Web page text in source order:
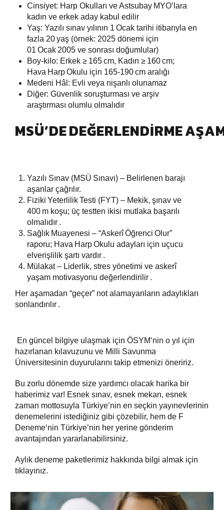
Cinsiyet: Harp Okulları ve Astsubay MYO’lara
kadın ve erkek aday kabul edilir
Yaş: Yazılı sınav yılının 1 Ocak tarihi itibarıyla en
fazla 20yaş (örnek: 2025 dönemi için
01 Ocak 2005 ve sonrası doğumlular)
Boy‑kilo: Erkek ≥ 165cm, Kadın ≥ 160cm;
Hava HarpOkulu için 165‑190cm aralığı
Medeni Hâl: Evli veya nişanlı olunamaz
Diğer: Güvenlik soruşturması ve arşiv
araştırması olumlu olmalıdır
MSÜ’DE DEĞERLENDIRME
Yazılı Sınav (MSÜ Sınavı) – Belirlenen barajı
aşanlar çağrılır.
Fiziki YeterlilikTesti (FYT) – Mekik, şınav ve
400 m koşu; üç testten ikisi mutlaka başarılı
olmalıdır .
Sağlık Muayenesi – “AskerîÖğrenci Olur”
raporu; Hava HarpOkulu adayları için uçucu
elverişlilik şartı vardır .
Mülakat – Liderlik, stres yönetimi ve askerî
yaşam motivasyonu değerlendirilir .
Her aşamadan “geçer” not alamayanların adaylıkları
sonlandırılır .
En güncel bilgiye ulaşmak için ÖSYM‘nin o yıl için
hazırlanan kılavuzunu ve Milli Savunma
Üniversitesinin duyurularını takip etmenizi öneririz.
Bu zorlu dönemde size yardımcı olacak harika bir
haberimiz var! Esnek sınav, esnek mekan, esnek
zaman mottosuyla Türkiye’nin en seçkin yayınevlerinin
denemelerini istediğiniz gibi çözebilir, hem de F
Deneme‘nin Türkiye’nin her yerine gönderim
avantajından yararlanabilirsiniz.
Aylık deneme paketlerimiz hakkında bilgi almak için
tıklayınız.